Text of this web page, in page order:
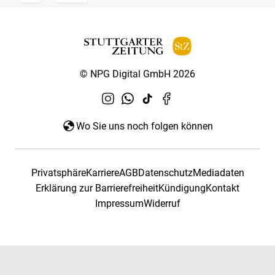
© NPG Digital GmbH 2026
Wo Sie uns noch folgen können
PrivatsphäreKarriereAGBDatenschutzMediadaten
Erklärung zur BarrierefreiheitKündigungKontakt
ImpressumWiderruf